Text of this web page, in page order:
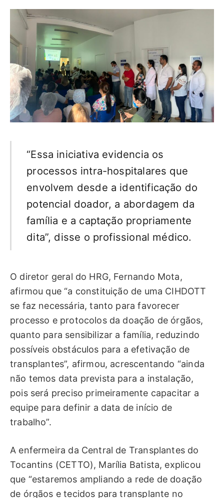
“Essa iniciativa evidencia os
processos intra-hospitalares que
envolvem desde a identificação do
potencial doador, a abordagem da
família e a captação propriamente
dita”, disse o profissional médico.
O diretor geral do HRG, Fernando Mota,
afirmou que “a constituição de uma CIHDOTT
se faz necessária, tanto para favorecer
processo e protocolos da doação de órgãos,
quanto para sensibilizar a família, reduzindo
possíveis obstáculos para a efetivação de
transplantes”, afirmou, acrescentando “ainda
não temos data prevista para a instalação,
pois será preciso primeiramente capacitar a
equipe para definir a data de início de
trabalho”.
A enfermeira da Central de Transplantes do
Tocantins (CETTO), Marília Batista, explicou
que “estaremos ampliando a rede de doação
de órgãos e tecidos para transplante no